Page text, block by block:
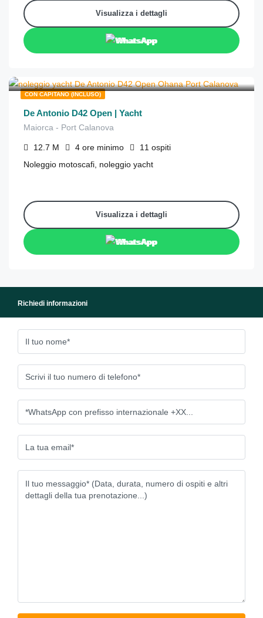
Visualizza i dettagli
WhatsApp
CON CAPITANO (INCLUSO)
De Antonio D42 Open | Yacht
Maiorca - Port Calanova
12.7 M 4 ore minimo 11 ospiti
Noleggio motoscafi, noleggio yacht
Visualizza i dettagli
WhatsApp
Richiedi informazioni